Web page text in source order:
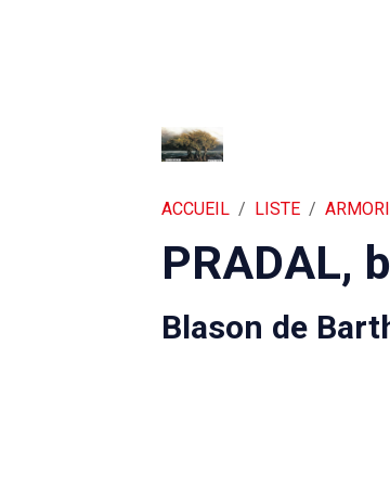
ACCUEIL LISTE
PRADAL,
Blason de